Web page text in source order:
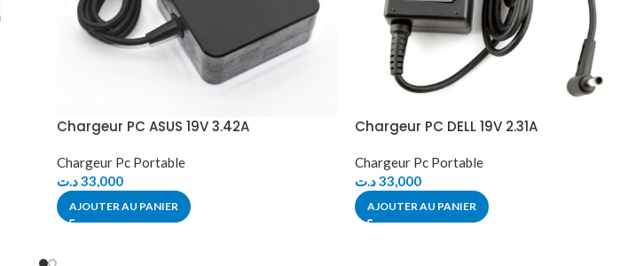
Chargeur PC ASUS 19V 3.42A
Chargeur Pc Portable
33,000د.ت
AJOUTER AU PANIER
Chargeur PC DELL 19V 2.31A
Chargeur Pc Portable
33,000د.ت
AJOUTER AU PANIER